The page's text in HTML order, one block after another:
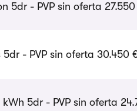
5dr - PVP sin oferta
5dr - PVP sin oferta 30.450
5dr - PVP sin oferta